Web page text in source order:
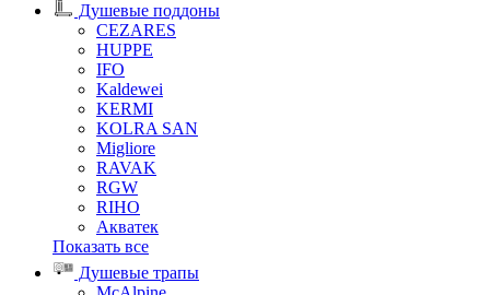
Душевые поддоны
CEZARES
HUPPE
IFO
Kaldewei
KERMI
KOLRA SAN
Migliore
RAVAK
RGW
RIHO
Акватек
Показать все
Душевые трапы